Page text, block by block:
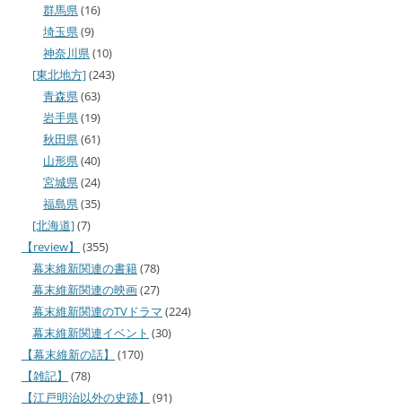
群馬県(16)
埼玉県(9)
神奈川県(10)
[東北地方](243)
青森県(63)
岩手県(19)
秋田県(61)
山形県(40)
宮城県(24)
福島県(35)
[北海道](7)
【review】
(355)
幕末維新関連の書籍(78)
幕末維新関連の映画(27)
幕末維新関連のTVドラマ (224)
幕末維新関連イベント (30)
【幕末維新の話】
(170)
【雑記】
(78)
【江戸明治以外の史跡】
(91)